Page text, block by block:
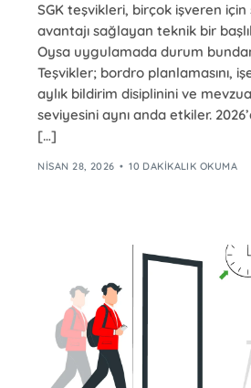
SGK teşvikleri, birçok işveren
avantajı sağlayan teknik bir
Oysa uygulamada durum
Teşvikler; bordro planlamasını,
aylık bildirim disiplinini ve
seviyesini aynı anda etkiler.
[…]
NISAN 28, 2026 10 DAKIKALIK OKUMA